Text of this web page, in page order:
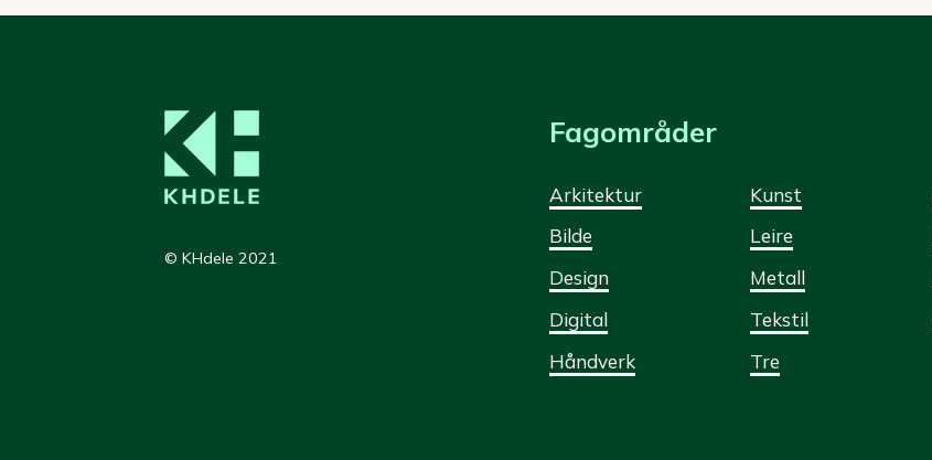
© KHdele 2021
Fagområder
Arkitektur
Bilde
Design
Digital
Håndverk
Kunst
Leire
Metall
Tekstil
Tre